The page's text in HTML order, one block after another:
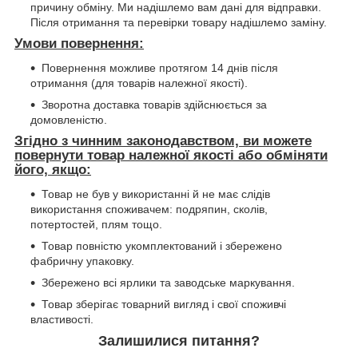
причину обміну. Ми надішлемо вам дані для відправки.
Після отримання та перевірки товару надішлемо заміну.
Умови повернення:
Повернення можливе протягом 14 днів після
отримання (для товарів належної якості).
Зворотна доставка товарів здійснюється за
домовленістю.
Згідно з чинним законодавством, ви можете
повернути товар належної якості або обміняти
його, якщо:
Товар не був у використанні й не має слідів
використання споживачем: подряпин, сколів,
потертостей, плям тощо.
Товар повністю укомплектований і збережено
фабричну упаковку.
Збережено всі ярлики та заводське маркування.
Товар зберігає товарний вигляд і свої споживчі
властивості.
Залишилися питання?